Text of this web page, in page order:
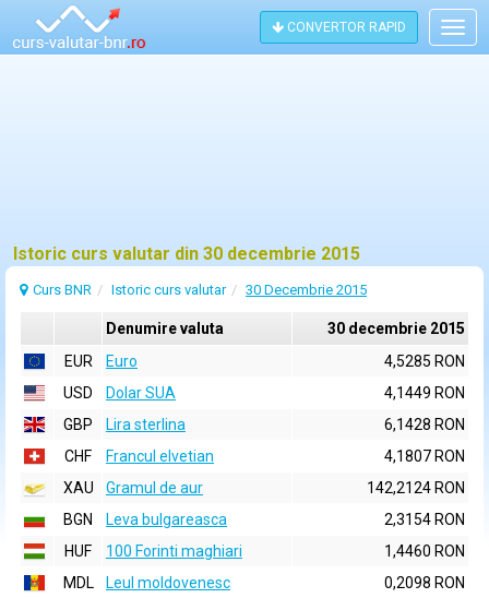
CONVERTOR RAPID
Istoric curs valutar din 30 decembrie 2015
Curs BNR Istoric curs valutar 30 Decembrie 2015
Denumire valuta
30 decembrie 2015
EUR
Euro
4,5285 RON
USD
Dolar SUA
4,1449 RON
GBP
Lira sterlina
6,1428 RON
CHF
Francul elvetian
4,1807 RON
XAU
Gramul de aur
142,2124 RON
BGN
Leva bulgareasca
2,3154 RON
HUF
100 Forinti maghiari
1,4460 RON
MDL
Leul moldovenesc
0,2098 RON